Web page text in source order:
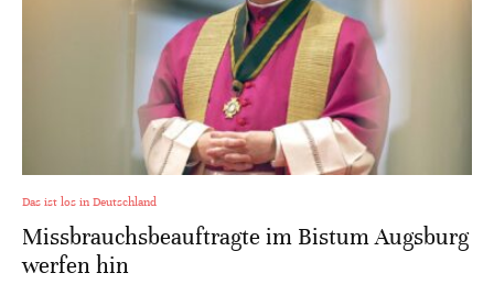
Das ist los in Deutschland
Missbrauchsbeauftragte im Bistum Augsburg
werfen hin